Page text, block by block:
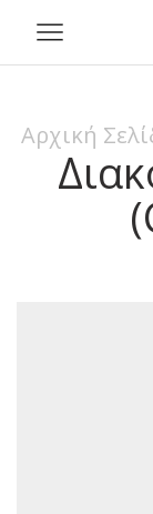
Αρχική
Διακοσμητικό Βάζο